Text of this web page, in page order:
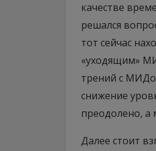
качестве
решался
тот сейчас
«уходящим»
трений с
снижение
преодолено, а
Далее стоит